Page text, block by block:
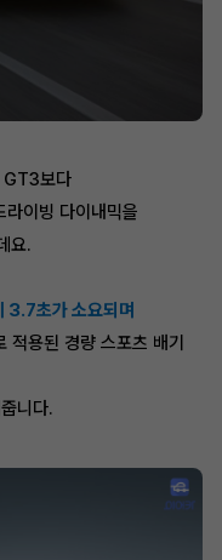
GT3보다
이빙 다이내믹을
요.
초가 소요되며
적용된 경량 스포츠 배기
니다.